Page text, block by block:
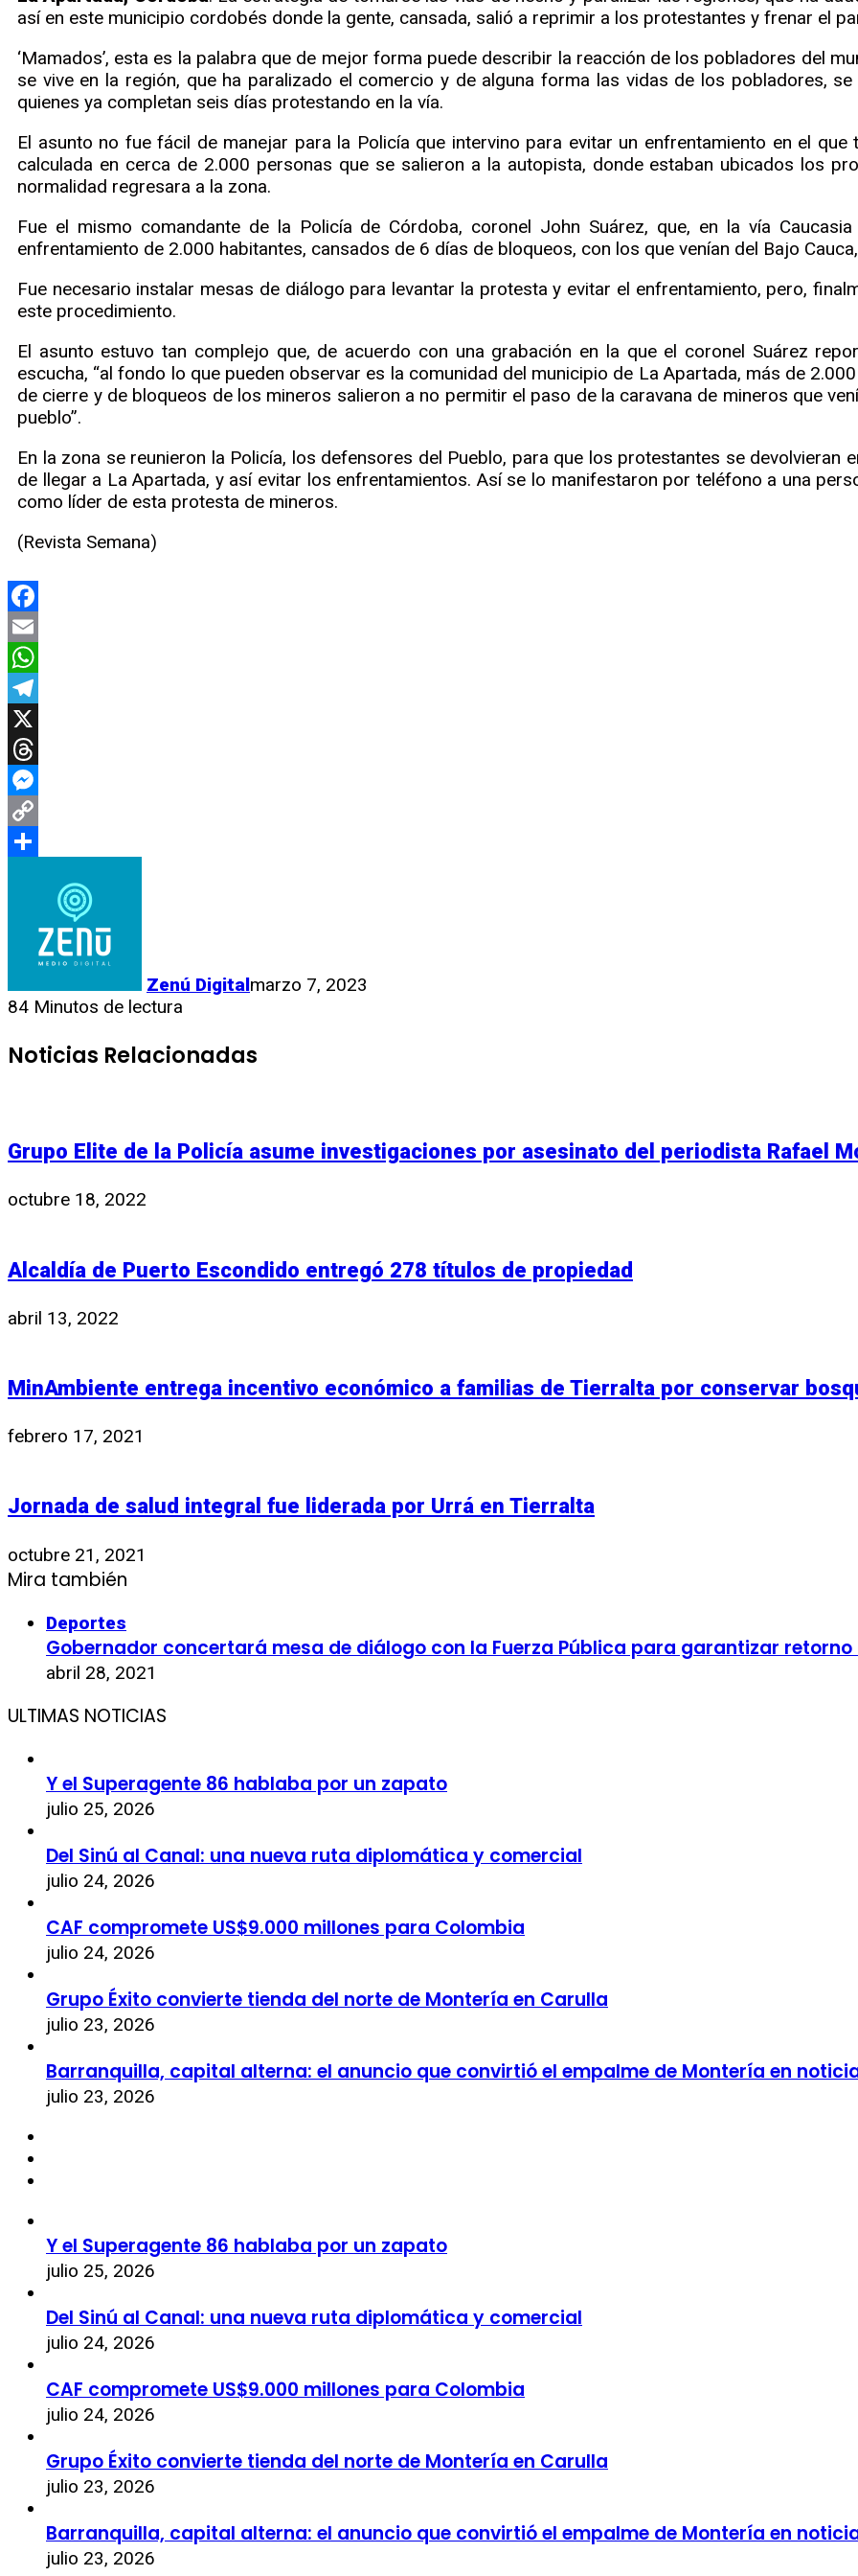
así en este municipio cordobés donde la gente, cansada, salió a reprimir a los protestantes y frenar el
‘Mamados’, esta es la palabra que de mejor forma puede describir la reacción de los pobladores del
se vive en la región, que ha paralizado el comercio y de alguna forma las vidas de los pobladores,
quienes ya completan seis días protestando en la vía.
El asunto no fue fácil de manejar para la Policía que intervino para evitar un enfrentamiento en el
calculada en cerca de 2.000 personas que se salieron a la autopista, donde estaban ubicados los
normalidad regresara a la zona.
Fue el mismo comandante de la Policía de Córdoba, coronel John Suárez, que, en la vía
enfrentamiento de 2.000 habitantes, cansados de 6 días de bloqueos, con los que venían del Bajo
Fue necesario instalar mesas de diálogo para levantar la protesta y evitar el enfrentamiento, pero,
este procedimiento.
El asunto estuvo tan complejo que, de acuerdo con una grabación en la que el coronel Suárez
escucha, “al fondo lo que pueden observar es la comunidad del municipio de La Apartada, más de
de cierre y de bloqueos de los mineros salieron a no permitir el paso de la caravana de mineros que
pueblo”.
En la zona se reunieron la Policía, los defensores del Pueblo, para que los protestantes se devolvieran
de llegar a La Apartada, y así evitar los enfrentamientos. Así se lo manifestaron por teléfono a una
como líder de esta protesta de mineros.
(Revista Semana)
Facebook
Email
WhatsApp
Telegram
X
Threads
Messenger
Copy
Zenú Digitalmarzo 7, 2023
84 Minutos de lectura
Noticias Relacionadas
Grupo Elite de la Policía asume investigaciones por asesinato del periodista Rafael
octubre 18, 2022
Alcaldía de Puerto Escondido entregó 278 títulos de propiedad
abril 13, 2022
MinAmbiente entrega incentivo económico a familias de Tierralta por conservar
febrero 17, 2021
Jornada de salud integral fue liderada por Urrá en Tierralta
octubre 21, 2021
Mira también
Deportes
Gobernador concertará mesa de diálogo con la Fuerza Pública para garantizar
abril 28, 2021
ULTIMAS NOTICIAS
Y el Superagente 86 hablaba por un zapato
julio 25, 2026
Del Sinú al Canal: una nueva ruta diplomática y comercial
julio 24, 2026
CAF compromete US$9.000 millones para Colombia
julio 24, 2026
Grupo Éxito convierte tienda del norte de Montería en Carulla
julio 23, 2026
Barranquilla, capital alterna: el anuncio que convirtió el empalme de Montería en
julio 23, 2026
Y el Superagente 86 hablaba por un zapato
julio 25, 2026
Del Sinú al Canal: una nueva ruta diplomática y comercial
julio 24, 2026
CAF compromete US$9.000 millones para Colombia
julio 24, 2026
Grupo Éxito convierte tienda del norte de Montería en Carulla
julio 23, 2026
Barranquilla, capital alterna: el anuncio que convirtió el empalme de Montería en
julio 23, 2026